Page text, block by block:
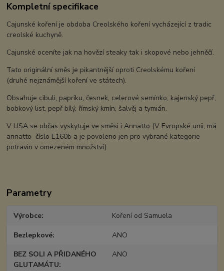
Kompletní specifikace
Cajunské koření je obdoba Creolského koření vycházející z tradic
creolské kuchyně.
Cajunské oceníte jak na hovězí steaky tak i skopové nebo jehněčí.
Tato originální směs je pikantnější oproti Creolskému koření
(druhé nejznámější koření ve státech).
Obsahuje cibuli, papriku, česnek, celerové semínko, kajenský pepř,
bobkový list, pepř bílý, římský kmín, šalvěj a tymián.
V USA se občas vyskytuje ve směsi i Annatto (V Evropské unii, má
annatto číslo E160b a je povoleno jen pro vybrané kategorie
potravin v omezeném množství)
Parametry
Výrobce Koření od Samuela
Bezlepkové ANO
BEZ SOLI A PŘIDANÉHO
GLUTAMÁTU
ANO